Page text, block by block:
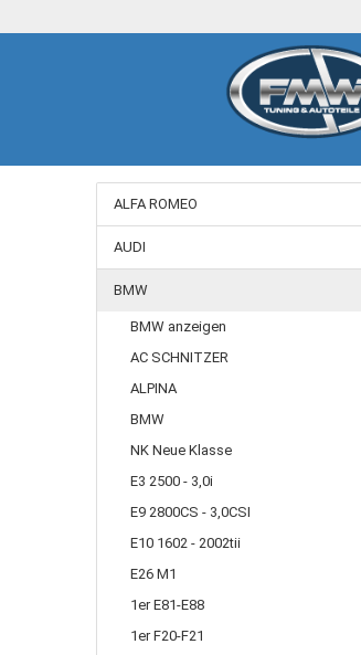
ALFA ROMEO
AUDI
BMW
BMW anzeigen
AC SCHNITZER
ALPINA
BMW
NK Neue Klasse
E3 2500 - 3,0i
E9 2800CS - 3,0CSI
E10 1602 - 2002tii
E26 M1
1er E81-E88
1er F20-F21